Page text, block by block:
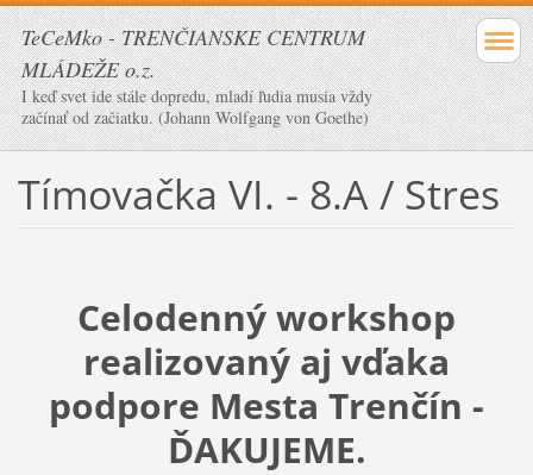
TeCeMko - TRENČIANSKE CENTRUM
MLÁDEŽE o.z.
I keď svet ide stále dopredu, mladí ľudia musia vždy
začínať od začiatku. (Johann Wolfgang von Goethe)
Tímovačka VI. - 8.A / Stres
Celodenný workshop
realizovaný aj vďaka
podpore Mesta Trenčín -
ĎAKUJEME.